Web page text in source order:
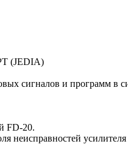
(JEDIA)
сигналов и программ в
FD-20.